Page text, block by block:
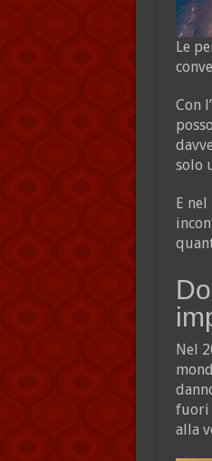
Le
Con
solo
E
Nel
fuori
alla